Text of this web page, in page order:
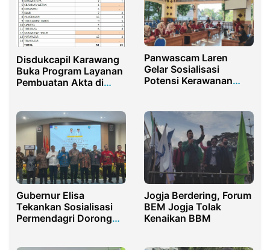
Disdukcapil Karawang
Buka Program Layanan
Pembuatan Akta di
Panwascam Laren
Gelar Sosialisasi
Potensi Kerawanan
Gubernur Elisa
Tekankan Sosialisasi
Permendagri Dorong
Jogja Berdering, Forum
BEM Jogja Tolak
Kenaikan BBM